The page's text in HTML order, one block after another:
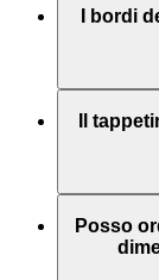
I bordi
Il
Posso